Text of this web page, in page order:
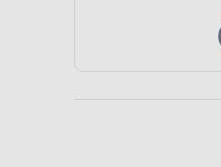
Verwendung von Profilen zur
Analyse von Zielgruppen durch